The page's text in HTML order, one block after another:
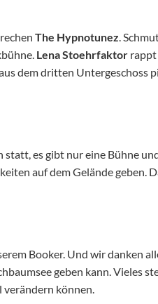
The Hypnotunez .
Lena Stoehrfaktorrappt
dem dritten Untergeschoss
es gibt nur eine Bühne
auf dem Gelände geben.
Booker. Und wir danken
geben kann. Vieles
können.